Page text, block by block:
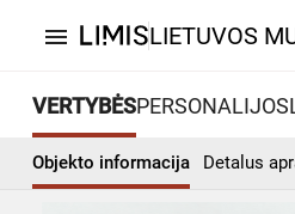
menu LIETUVOS
VERTYBĖSPERSONALIJOS
Objekto informacija Detalus